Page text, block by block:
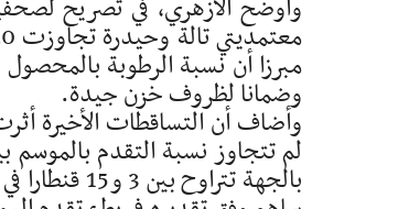
وأوضح الأزهري، في تصريح
وضمانا لظروف خزن جيدة.
بالجهة